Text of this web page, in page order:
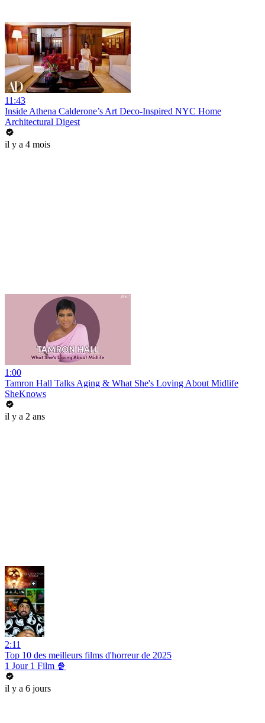
11:43
Inside Athena Calderone’s Art Deco-Inspired NYC Home
Architectural Digest
il y a 4 mois
1:00
Tamron Hall Talks Aging & What She's Loving About Midlife
SheKnows
il y a 2 ans
2:11
Top 10 des meilleurs films d'horreur de 2025
1 Jour 1 Film 🍿
il y a 6 jours